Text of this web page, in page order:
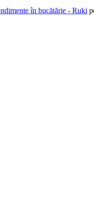
în bucătărie - Ruki